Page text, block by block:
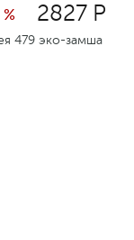
2827 Р
479 эко-замша